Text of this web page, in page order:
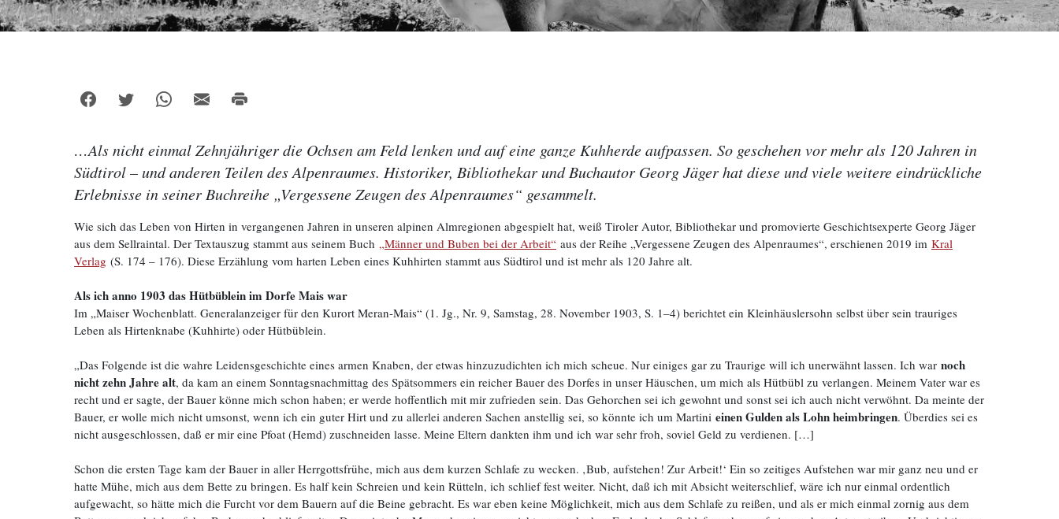
…Als nicht einmal Zehnjähriger die Ochsen am Feld lenken und auf eine ganze Kuhherde aufpassen. So geschehen vor mehr als 120 Jahren in
Südtirol – und anderen Teilen des Alpenraumes. Historiker, Bibliothekar und Buchautor Georg Jäger hat diese und viele weitere eindrückliche
Erlebnisse in seiner Buchreihe „Vergessene Zeugen des Alpenraumes“ gesammelt.
Wie sich das Leben von Hirten in vergangenen Jahren in unseren alpinen Almregionen abgespielt hat, weiß Tiroler Autor, Bibliothekar und promovierte Geschichtsexperte Georg Jäger
aus dem Sellraintal. Der Textauszug stammt aus seinem Buch „Männer und Buben bei der Arbeit“ aus der Reihe „Vergessene Zeugen des Alpenraumes“, erschienen 2019 im Kral
Verlag (S. 174 – 176). Diese Erzählung vom harten Leben eines Kuhhirten stammt aus Südtirol und ist mehr als 120 Jahre alt.
Als ich anno 1903 das Hütbüblein im Dorfe Mais war
Im „Maiser Wochenblatt. Generalanzeiger für den Kurort Meran-Mais“ (1. Jg., Nr. 9, Samstag, 28. November 1903, S. 1–4) berichtet ein Kleinhäuslersohn selbst über sein trauriges
Leben als Hirtenknabe (Kuhhirte) oder Hütbüblein.
„Das Folgende ist die wahre Leidensgeschichte eines armen Knaben, der etwas hinzuzudichten ich mich scheue. Nur einiges gar zu Traurige will ich unerwähnt lassen. Ich war noch
nicht zehn Jahre alt, da kam an einem Sonntagsnachmittag des Spätsommers ein reicher Bauer des Dorfes in unser Häuschen, um mich als Hütbübl zu verlangen. Meinem Vater war es
recht und er sagte, der Bauer könne mich schon haben; er werde hoffentlich mit mir zufrieden sein. Das Gehorchen sei ich gewohnt und sonst sei ich auch nicht verwöhnt. Da meinte der
Bauer, er wolle mich nicht umsonst, wenn ich ein guter Hirt und zu allerlei anderen Sachen anstellig sei, so könnte ich um Martini einen Gulden als Lohn heimbringen. Überdies sei es
nicht ausgeschlossen, daß er mir eine Pfoat (Hemd) zuschneiden lasse. Meine Eltern dankten ihm und ich war sehr froh, soviel Geld zu verdienen. […]
Schon die ersten Tage kam der Bauer in aller Herrgottsfrühe, mich aus dem kurzen Schlafe zu wecken. ‚Bub, aufstehen! Zur Arbeit!‘ Ein so zeitiges Aufstehen war mir ganz neu und er
hatte Mühe, mich aus dem Bette zu bringen. Es half kein Schreien und kein Rütteln, ich schlief fest weiter. Nicht, daß ich mit Absicht weiterschlief, wäre ich nur einmal ordentlich
aufgewacht, so hätte mich die Furcht vor dem Bauern auf die Beine gebracht. Es war eben keine Möglichkeit, mich aus dem Schlafe zu reißen, und als er mich einmal zornig aus dem